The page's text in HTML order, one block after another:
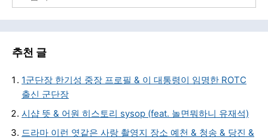
추천 글
1군단장 한기성 중장 프로필 & 이 대통령이 임명한 ROTC
출신 군단장
시샵 뜻 & 어원 히스토리 sysop (feat. 놀면뭐하니 유재석)
드라마 이런 엿같은 사랑 촬영지 장소 예천 & 청송 & 당진 &